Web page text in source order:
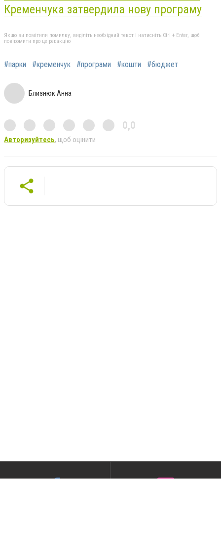
Кременчука затвердила нову програму
Якщо ви помітили помилку, виділіть необхідний текст і натисніть Ctrl + Enter, щоб
повідомити про це редакцію
#парки #кременчук #програми #кошти #бюджет
Близнюк Анна
0,0
Авторизуйтесь, щоб оцінити